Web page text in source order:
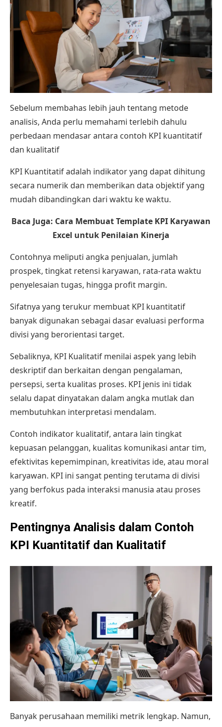
Sebelum membahas lebih jauh tentang metode
analisis, Anda perlu memahami terlebih dahulu
perbedaan mendasar antara contoh KPI kuantitatif
dan kualitatif
KPI Kuantitatif adalah indikator yang dapat dihitung
secara numerik dan memberikan data objektif yang
mudah dibandingkan dari waktu ke waktu.
Baca Juga: Cara Membuat Template KPI Karyawan
Excel untuk Penilaian Kinerja
Contohnya meliputi angka penjualan, jumlah
prospek, tingkat retensi karyawan, rata-rata waktu
penyelesaian tugas, hingga profit margin.
Sifatnya yang terukur membuat KPI kuantitatif
banyak digunakan sebagai dasar evaluasi performa
divisi yang berorientasi target.
Sebaliknya, KPI Kualitatif menilai aspek yang lebih
deskriptif dan berkaitan dengan pengalaman,
persepsi, serta kualitas proses. KPI jenis ini tidak
selalu dapat dinyatakan dalam angka mutlak dan
membutuhkan interpretasi mendalam.
Contoh indikator kualitatif, antara lain tingkat
kepuasan pelanggan, kualitas komunikasi antar tim,
efektivitas kepemimpinan, kreativitas ide, atau moral
karyawan. KPI ini sangat penting terutama di divisi
yang berfokus pada interaksi manusia atau proses
kreatif.
Pentingnya Analisis dalam Contoh
KPI Kuantitatif dan Kualitatif
Banyak perusahaan memiliki metrik lengkap. Namun,